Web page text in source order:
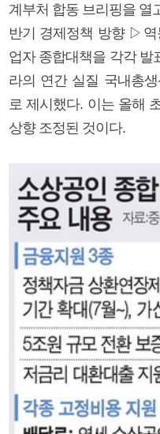
계부처 합동 브리핑을
반기 경제정책 방향 ▷역
업자 종합대책을 각각 발
라의 연간 실질 국내총
로 제시했다. 이는 올해
상향 조정된 것이다.